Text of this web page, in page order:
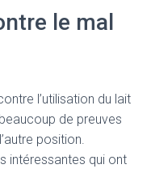
le mal
l’utilisation du lait
de preuves
position.
intéressantes qui ont